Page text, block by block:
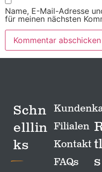
Name, E-Mail-Adresse
für meinen nächsten
Schn
elllin
ks
Filialen
Kontakt
FAQs
s